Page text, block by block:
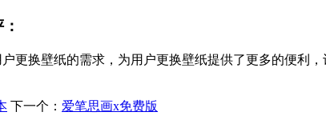
更换壁纸的需求，为用户更换壁纸提供了更多的便利
下一个： 爱笔思画x免费版